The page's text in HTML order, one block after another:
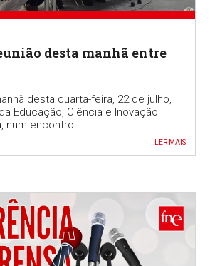
desta manhã entre
desta quarta-feira, 22 de julho,
Educação, Ciência e Inovação
num encontro...
LER MAIS